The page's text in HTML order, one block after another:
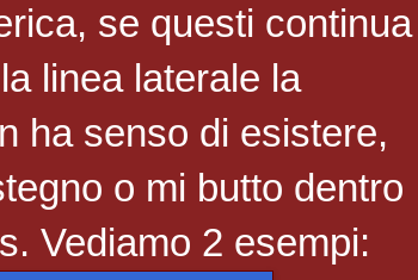
se questi continua
linea laterale la
ha senso di esistere,
o mi butto dentro
Vediamo 2 esempi: